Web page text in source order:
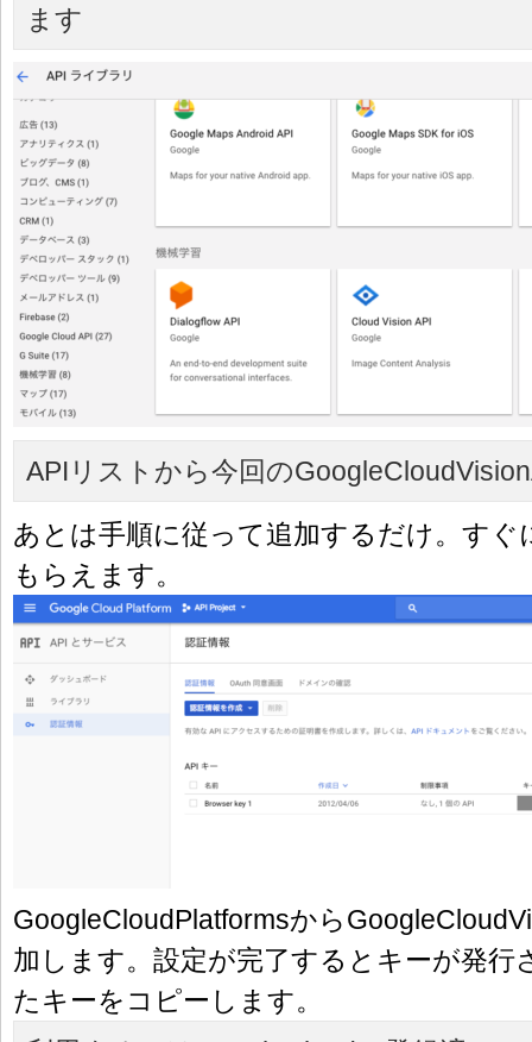
ます
APIリストから今回の
あとは手順に従って追加するだけ。すぐ
もらえます。
GoogleCloudPlatformsから
加します。設定が完了するとキーが発行
たキーをコピーします。